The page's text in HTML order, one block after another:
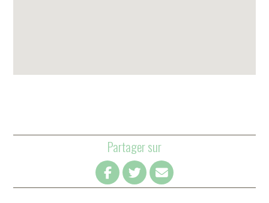
Partager sur